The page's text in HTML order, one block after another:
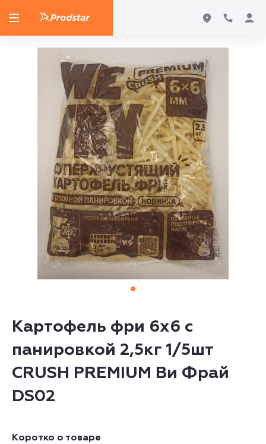
Картофель фри 6х6 с
панировкой 2,5кг 1/5шт
CRUSH PREMIUM Ви Фрай
DS02
Коротко о товаре